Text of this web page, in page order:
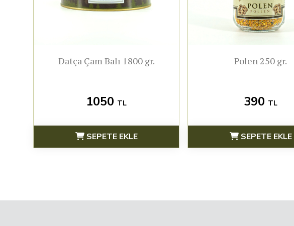
Datça Çam Balı 1800 gr.
1050 TL
SEPETE EKLE
Polen 250 gr.
390 TL
SEPETE EKLE